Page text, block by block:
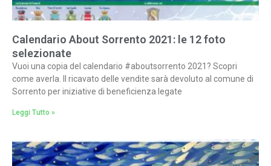
Calendario About Sorrento 2021: le 12 foto
selezionate
Vuoi una copia del calendario #aboutsorrento 2021? Scopri
come averla. Il ricavato delle vendite sarà devoluto al comune di
Sorrento per iniziative di beneficienza legate
Leggi Tutto »